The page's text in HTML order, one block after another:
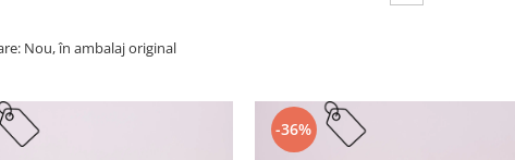
Nou, în ambalaj original
-36%